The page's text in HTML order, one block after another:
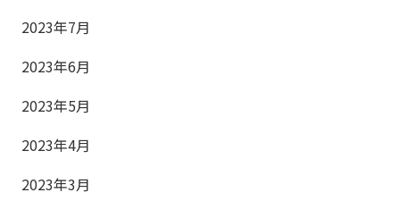
2023年7月
2023年6月
2023年5月
2023年4月
2023年3月